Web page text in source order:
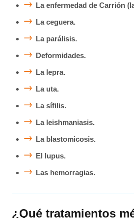
La enfermedad de Carrión
La ceguera.
La parálisis.
Deformidades.
La lepra.
La uta.
La sífilis.
La leishmaniasis.
La blastomicosis.
El lupus.
Las hemorragias.
¿Qué tratamientos